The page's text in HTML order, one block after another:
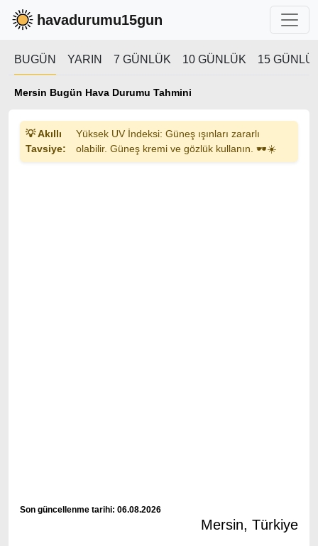
havadurumu15gun
BUGÜN YARIN 7 GÜNLÜK 10 GÜNLÜK 15
Mersin Bugün Hava Durumu Tahmini
💡 Akıllı
Tavsiye:
Yüksek UV İndeksi: Güneş ışınları zararlı
olabilir. Güneş kremi ve gözlük kullanın. 🕶️☀️
Son güncellenme tarihi: 06.08.2026
Mersin, Türkiye